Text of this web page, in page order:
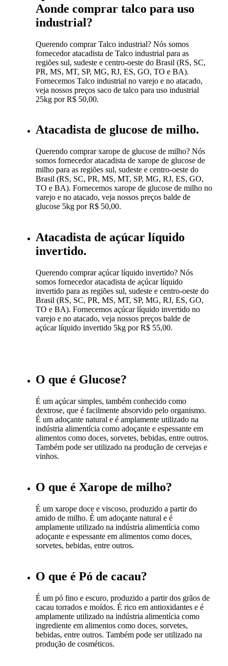
Aonde comprar talco para uso
industrial?
Querendo comprar Talco industrial? Nós somos
fornecedor atacadista de Talco industrial para as
regiões sul, sudeste e centro-oeste do Brasil (RS, SC,
PR, MS, MT, SP, MG, RJ, ES, GO, TO e BA).
Fornecemos Talco industrial no varejo e no atacado,
veja nossos preços saco de talco para uso industrial
25kg por R$ 50,00.
Atacadista de glucose de milho.
Querendo comprar xarope de glucose de milho? Nós
somos fornecedor atacadista de xarope de glucose de
milho para as regiões sul, sudeste e centro-oeste do
Brasil (RS, SC, PR, MS, MT, SP, MG, RJ, ES, GO,
TO e BA). Fornecemos xarope de glucose de milho no
varejo e no atacado, veja nossos preços balde de
glucose 5kg por R$ 50,00.
Atacadista de açúcar líquido
invertido.
Querendo comprar açúcar líquido invertido? Nós
somos fornecedor atacadista de açúcar líquido
invertido para as regiões sul, sudeste e centro-oeste do
Brasil (RS, SC, PR, MS, MT, SP, MG, RJ, ES, GO,
TO e BA). Fornecemos açúcar líquido invertido no
varejo e no atacado, veja nossos preços balde de
açúcar líquido invertido 5kg por R$ 55,00.
O que é Glucose?
É um açúcar simples, também conhecido como
dextrose, que é facilmente absorvido pelo organismo.
É um adoçante natural e é amplamente utilizado na
indústria alimentícia como adoçante e espessante em
alimentos como doces, sorvetes, bebidas, entre outros.
Também pode ser utilizado na produção de cervejas e
vinhos.
O que é Xarope de milho?
É um xarope doce e viscoso, produzido a partir do
amido de milho. É um adoçante natural e é
amplamente utilizado na indústria alimentícia como
adoçante e espessante em alimentos como doces,
sorvetes, bebidas, entre outros.
O que é Pó de cacau?
É um pó fino e escuro, produzido a partir dos grãos de
cacau torrados e moídos. É rico em antioxidantes e é
amplamente utilizado na indústria alimentícia como
ingrediente em alimentos como doces, sorvetes,
bebidas, entre outros. Também pode ser utilizado na
produção de cosméticos.